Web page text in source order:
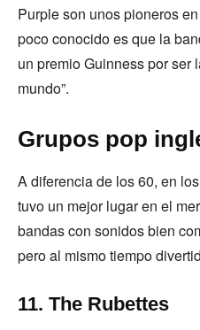
Purple son unos pioneros
poco conocido es que la
un premio Guinness por ser
mundo”.
Grupos pop
A diferencia de los 60, en
tuvo un mejor lugar en el
bandas con sonidos bien
pero al mismo tiempo
11. The Rubettes